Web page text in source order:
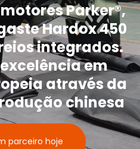
Parker®,
Hardox 450
integrados.
em
através da
chinesa
parceiro hoje